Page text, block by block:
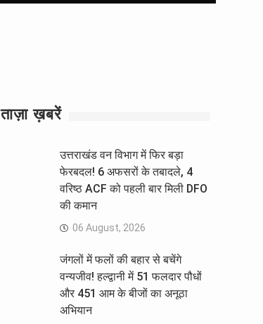
ताज़ा ख़बरें
उत्तराखंड वन विभाग में फिर बड़ा
फेरबदल! 6 अफसरों के तबादले, 4
वरिष्ठ ACF को पहली बार मिली DFO
की कमान
06 August, 2026
जंगलों में फलों की बहार से बचेंगे
वन्यजीव! हल्द्वानी में 51 फलदार पौधों
और 451 आम के बीजों का अनूठा
अभियान